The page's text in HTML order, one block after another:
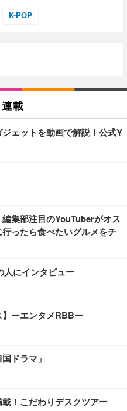
K-POP
載
ジェットを動画で解説！公式Y
編集部注目のYouTuberがオス
ったら食べたいグルメをチ
人にインタビュー
】ーエンタメRBBー
ドラマ」
！こだわりデスクツアー